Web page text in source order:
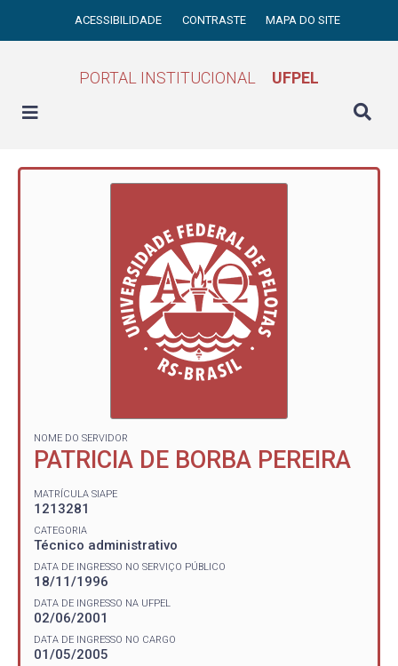
ACESSIBILIDADE CONTRASTE MAPA DO SITE
PORTAL INSTITUCIONAL UFPEL
NOME DO SERVIDOR
PATRICIA DE BORBA PEREIRA
MATRÍCULA SIAPE
1213281
CATEGORIA
Técnico administrativo
DATA DE INGRESSO NO SERVIÇO PÚBLICO
18/11/1996
DATA DE INGRESSO NA UFPEL
02/06/2001
DATA DE INGRESSO NO CARGO
01/05/2005